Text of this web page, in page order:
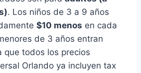
. Los niños de 3 a 9 años
$10 menos en cada
de 3 años entran
que todos los precios
Orlando ya incluyen tax